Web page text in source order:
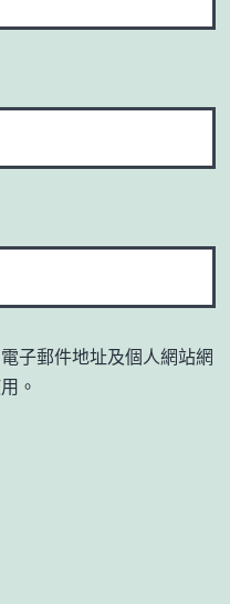
子郵件地址及個人網站網
。